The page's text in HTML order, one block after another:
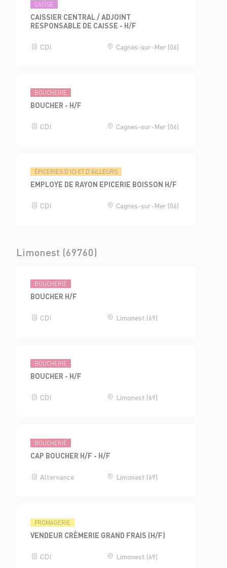
CAISSE
CAISSIER CENTRAL / ADJOINT
RESPONSABLE DE CAISSE - H/F
CDI Cagnes-sur-Mer (06)
BOUCHERIE
BOUCHER - H/F
CDI Cagnes-sur-Mer (06)
ÉPICERIES D'ICI ET D'AILLEURS
EMPLOYE DE RAYON EPICERIE BOISSON H/F
CDI Cagnes-sur-Mer (06)
Limonest (69760)
BOUCHERIE
BOUCHER H/F
CDI Limonest (69)
BOUCHERIE
BOUCHER - H/F
CDI Limonest (69)
BOUCHERIE
CAP BOUCHER H/F - H/F
Alternance Limonest (69)
FROMAGERIE
VENDEUR CRÈMERIE GRAND FRAIS (H/F)
CDI Limonest (69)